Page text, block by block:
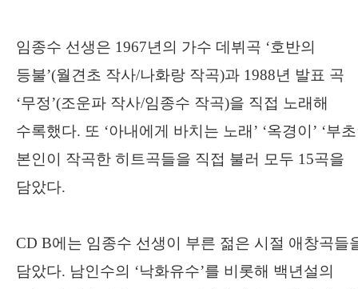
임종수 선생은 1967년의 가수 데뷔곡 ‘호반의
등불’(월견초 작사/나화랑 작곡)과 1988년 발표 곡
‘무정’(조운파 작사/임종수 작곡)을 직접 노래해
수록했다. 또 ‘아내에게 바치는 노래’ ‘옥경이’ ‘부초
본인이 작곡한 히트곡들을 직접 불러 모두 15곡을
담았다.
CD B에는 임종수 선생이 부른 젊은 시절 애창곡들
담았다. 남인수의 ‘낙화유수’를 비롯해 백년설의